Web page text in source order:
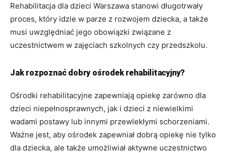
Rehabilitacja dla dzieci Warszawa stanowi długotrwały
proces, który idzie w parze z rozwojem dziecka, a także
musi uwzględniać jego obowiązki związane z
uczestnictwem w zajęciach szkolnych czy przedszkolu.
Jak rozpoznać dobry ośrodek rehabilitacyjny?
Ośrodki rehabilitacyjne zapewniają opiekę zarówno dla
dzieci niepełnosprawnych, jak i dzieci z niewielkimi
wadami postawy lub innymi przewlekłymi schorzeniami.
Ważne jest, aby ośrodek zapewniał dobrą opiekę nie tylko
dla dziecka, ale także umożliwiał aktywne uczestnictwo